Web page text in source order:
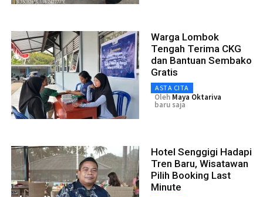
Warga Lombok
Tengah Terima CKG
dan Bantuan Sembako
Gratis
ASTA CITA
Oleh Maya Oktariva
baru saja
Hotel Senggigi Hadapi
Tren Baru, Wisatawan
Pilih Booking Last
Minute